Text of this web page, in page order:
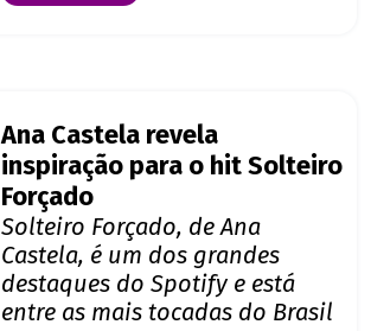
Ana Castela revela
inspiração para o hit Solteiro
Forçado
Solteiro Forçado, de Ana
Castela, é um dos grandes
destaques do Spotify e está
entre as mais tocadas do Brasil